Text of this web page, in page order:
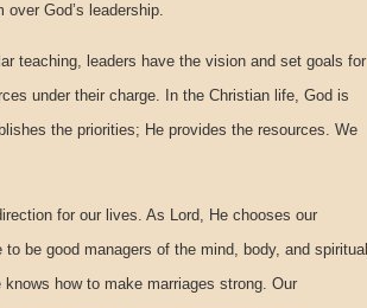
God’s leadership.
teaching, leaders have the vision and set goals for
under their charge. In the Christian life, God is
the priorities; He provides the resources. We
for our lives. As Lord, He chooses our
be good managers of the mind, body, and spiritual
how to make marriages strong. Our